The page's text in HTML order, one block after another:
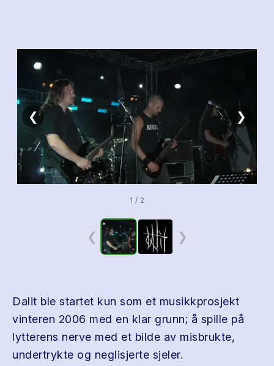
❮ ❯
1 / 2
❮ ❯
Dalit ble startet kun som et musikkprosjekt
vinteren 2006 med en klar grunn; å spille på
lytterens nerve med et bilde av misbrukte,
undertrykte og neglisjerte sjeler.